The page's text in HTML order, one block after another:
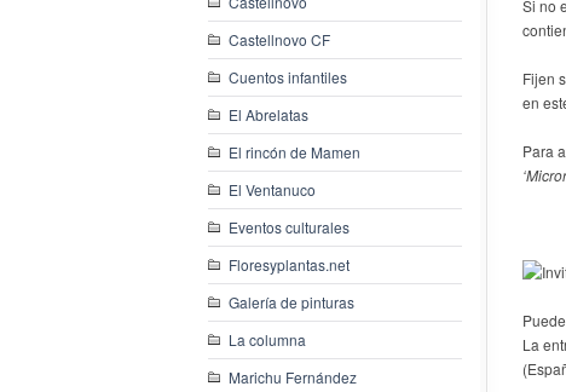
Castellnovo CF
Cuentos infantiles
El Abrelatas
El rincón de Mamen
El Ventanuco
Eventos culturales
Floresyplantas.net
Galería de pinturas
La columna
Marichu Fernández
Si no
Fijen
en
Para
La